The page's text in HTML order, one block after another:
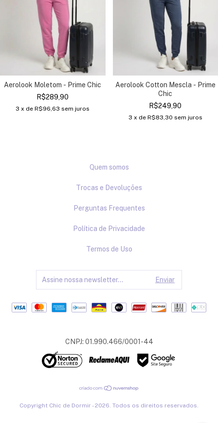
Aerolook Moletom - Prime Chic
R$289,90
3 x deR$96,63 sem juros
Aerolook Cotton Mescla - Prime
Chic
R$249,90
3 x de R$83,30 sem juros
Quem somos
Trocas e Devoluções
Perguntas Frequentes
Política de Privacidade
Termos de Uso
CNPJ: 01.990.466/0001-44
Copyright Chic de Dormir - 2026. Todos os direitos reservados.